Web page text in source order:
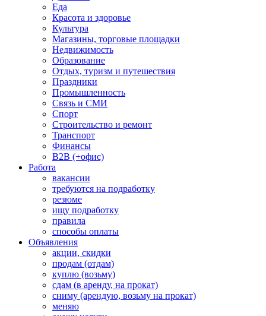
Еда
Красота и здоровье
Культура
Магазины, торговые площадки
Недвижимость
Образование
Отдых, туризм и путешествия
Праздники
Промышленность
Связь и СМИ
Спорт
Строительство и ремонт
Транспорт
Финансы
B2B (+офис)
Работа
вакансии
требуются на подработку
резюме
ищу подработку
правила
способы оплаты
Объявления
акции, скидки
продам (отдам)
куплю (возьму)
сдам (в аренду, на прокат)
сниму (арендую, возьму на прокат)
меняю